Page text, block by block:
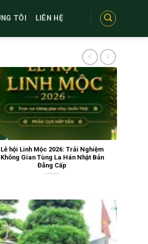
TÔI LIÊN HỆ
Lễ hội Linh Mộc 2026: Trải Nghiệm
Không Gian Tùng La Hán Nhật Bản
Đẳng Cấp